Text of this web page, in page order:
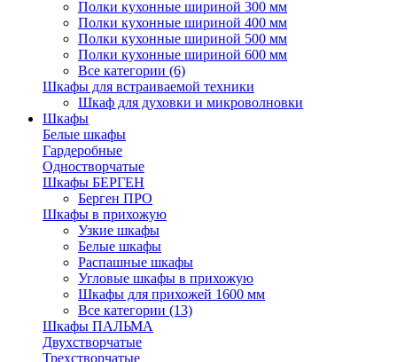
Полки кухонные шириной 300 мм
Полки кухонные шириной 400 мм
Полки кухонные шириной 500 мм
Полки кухонные шириной 600 мм
Все категории (6)
Шкафы для встраиваемой техники
Шкаф для духовки и микроволновки
Шкафы
Белые шкафы
Гардеробные
Одностворчатые
Шкафы БЕРГЕН
Берген ПРО
Шкафы в прихожую
Узкие шкафы
Белые шкафы
Распашные шкафы
Угловые шкафы в прихожую
Шкафы для прихожей 1600 мм
Все категории (13)
Шкафы ПАЛЬМА
Двухстворчатые
Трехстворчатые